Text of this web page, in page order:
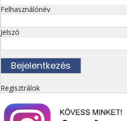
Felhasználónév
Jelszó
Regisztrálok